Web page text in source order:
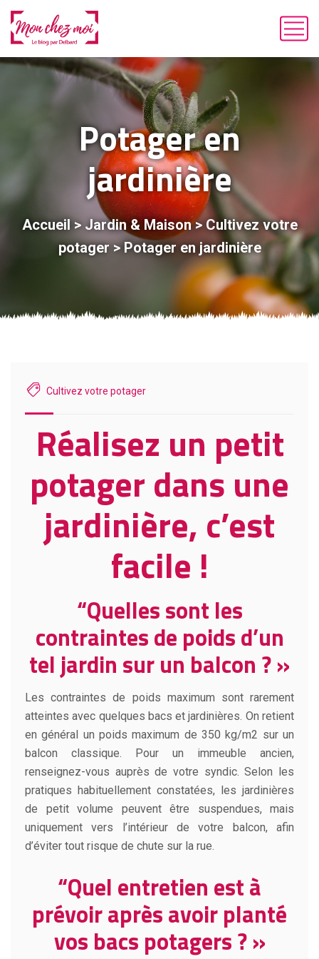
Potager en
jardinière
Accueil > Jardin & Maison>Cultivez votre
potager>Potager en jardinière
Cultivez votre potager
Réalisez un petit
potager dans une
jardinière, c’est
facile !
“Quelles sont les
contraintes de poids d’un
tel jardin sur un balcon ? »
Les contraintes de poids maximum sont rarement
atteintes avec quelques bacs et jardinières. On retient
en général un poids maximum de 350 kg/m2 sur un
balcon classique. Pour un immeuble ancien,
renseignez-vous auprès de votre syndic. Selon les
pratiques habituellement constatées, les jardinières
de petit volume peuvent être suspendues, mais
uniquement vers l’intérieur de votre balcon, afin
d’éviter tout risque de chute sur la rue.
“Quel entretien est à
prévoir après avoir planté
vos bacs potagers ? »